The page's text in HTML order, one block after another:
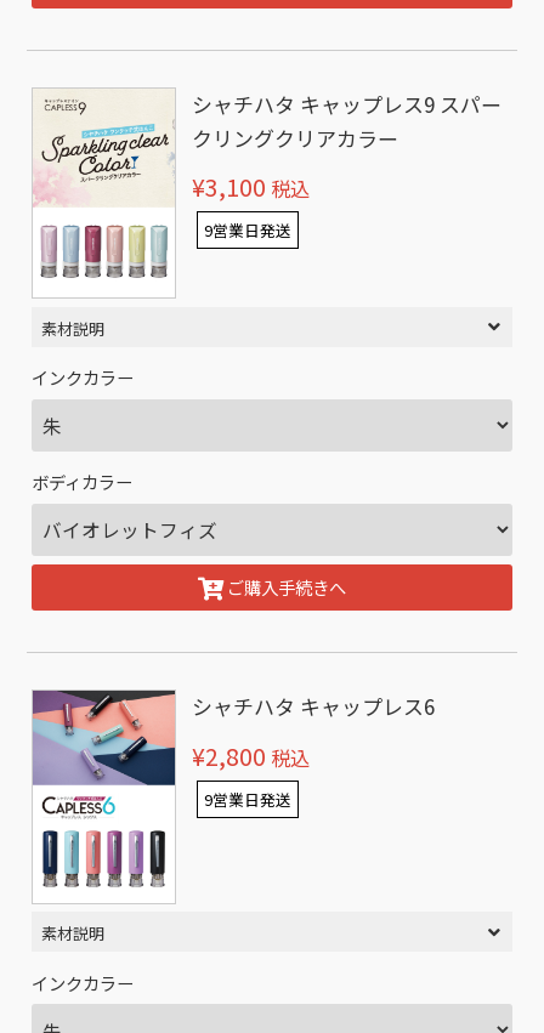
シャチハタ キャップレス9 スパー
クリングクリアカラー
¥3,100 税込
9営業日発送
素材説明
インクカラー
ボディカラー
ご購入手続きへ
シャチハタ キャップレス6
¥2,800 税込
9営業日発送
素材説明
インクカラー